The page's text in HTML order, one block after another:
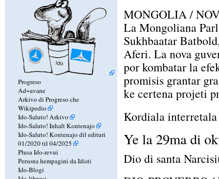
Progreso
Ad~avane
Arkivo di Progreso che
Wikipedio
Ido-Saluto! Arkivo
Ido-Saluto! Inhalt Kontenajo
Ido-Saluto! Kontenajo dil edituri
01/2020 til 04/2025
Plusa Ido-revui
Persona hempagini da Idisti
Ido-Blogi
MONGOLIA /
La Mongoliana
Sukhbaatar
Aferi. La nova
por kombatar la
promisis grantar
ke certena projeti
Kordiala
Ye la 29ma di
Dio di santa